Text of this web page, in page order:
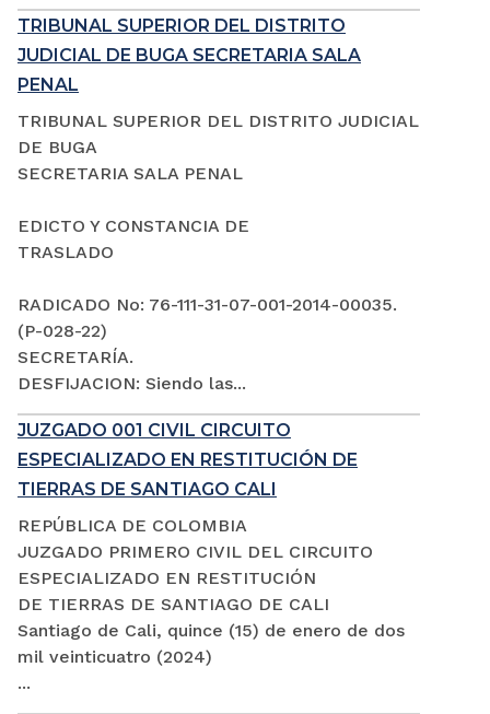
TRIBUNAL SUPERIOR DEL DISTRITO
JUDICIAL DE BUGA SECRETARIA SALA
PENAL
TRIBUNAL SUPERIOR DEL DISTRITO JUDICIAL
DE BUGA
SECRETARIA SALA PENAL
EDICTO Y CONSTANCIA DE
TRASLADO
RADICADO No: 76-111-31-07-001-2014-00035.
(P-028-22)
SECRETARÍA.
DESFIJACION: Siendo las...
JUZGADO 001 CIVIL CIRCUITO
ESPECIALIZADO EN RESTITUCIÓN DE
TIERRAS DE SANTIAGO CALI
REPÚBLICA DE COLOMBIA
JUZGADO PRIMERO CIVIL DEL CIRCUITO
ESPECIALIZADO EN RESTITUCIÓN
DE TIERRAS DE SANTIAGO DE CALI
Santiago de Cali, quince (15) de enero de dos
mil veinticuatro (2024)
...